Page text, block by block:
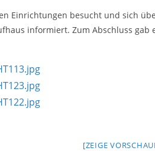
Einrichtungen besucht und sich
informiert. Zum Abschluss
[ZEIGE